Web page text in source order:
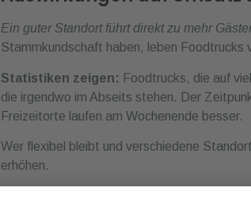
Ein guter Standort führt direkt zu mehr
Stammkundschaft haben, leben Foodtrucks
Statistiken zeigen: Foodtrucks, die auf
die irgendwo im Abseits stehen. Der
Freizeitorte laufen am Wochenende besser.
Wer flexibel bleibt und verschiedene
erhöhen.